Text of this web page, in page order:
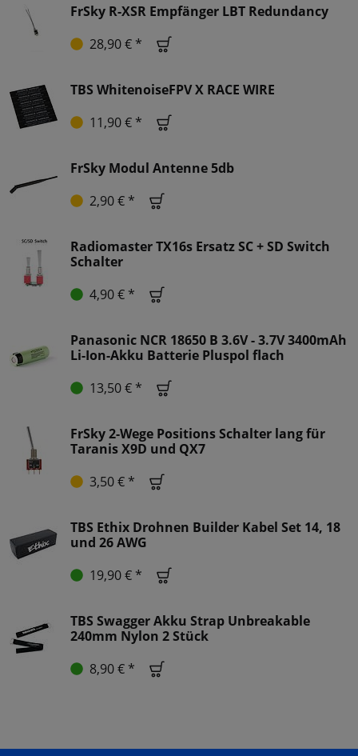
FrSky R-XSR Empfänger LBT Redundancy
28,90 € *
TBS WhitenoiseFPV X RACE WIRE
11,90 € *
FrSky Modul Antenne 5db
2,90 € *
Radiomaster TX16s Ersatz SC + SD Switch
Schalter
4,90 € *
Panasonic NCR 18650 B 3.6V - 3.7V 3400mAh
Li-Ion-Akku Batterie Pluspol flach
13,50 € *
FrSky 2-Wege Positions Schalter lang für
Taranis X9D und QX7
3,50 € *
TBS Ethix Drohnen Builder Kabel Set 14, 18
und 26 AWG
19,90 € *
TBS Swagger Akku Strap Unbreakable
240mm Nylon 2 Stück
8,90 € *